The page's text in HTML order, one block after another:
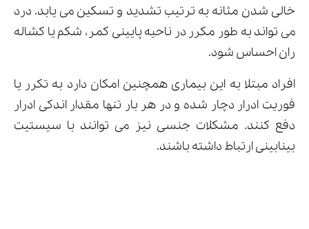
خالی شدن مثانه به ترتیب تشدید و تسکین می یابد. درد
می تواند به طور مکرر در ناحیه پایینی کمر، شکم یا کشاله
ران احساس شود.
افراد مبتلا به این بیماری همچنین امکان دارد به تکرر یا
فوریت ادرار دچار شده و در هر بار تنها مقدار اندکی ادرار
دفع کنند. مشکلات جنسی نیز می توانند با سیستیت
بینابینی ارتباط داشته باشند.